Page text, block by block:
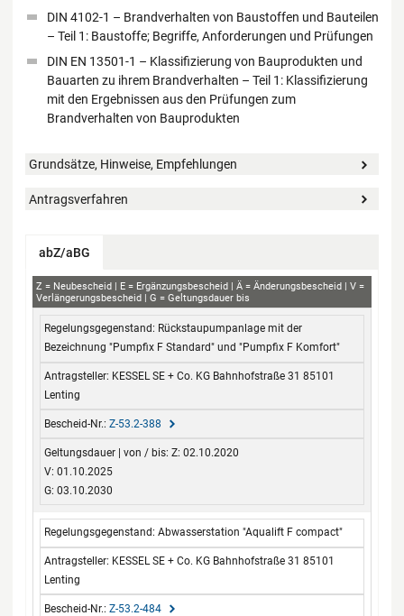
DIN 4102-1 – Brandverhalten von Baustoffen und Bauteilen
– Teil 1: Baustoffe; Begriffe, Anforderungen und Prüfungen
DIN EN 13501-1 – Klassifizierung von Bauprodukten und
Bauarten zu ihrem Brandverhalten – Teil 1: Klassifizierung
mit den Ergebnissen aus den Prüfungen zum
Brandverhalten von Bauprodukten
Grundsätze, Hinweise, Empfehlungen
Antragsverfahren
abZ/aBG
abZ+aBG
Z Neubescheid E Ergänzungsbescheid Ä Änderungsbescheid
V
Verlängerungsbescheid
G Geltungsdauer bis
Rückstaupumpanlage mit der
Bezeichnung "Pumpfix F Standard" und "Pumpfix F Komfort"
KESSEL SE + Co. KG Bahnhofstraße 31 85101
Lenting
Z-53.2-388
Z: 02.10.2020
V: 01.10.2025
G: 03.10.2030
Abwasserstation "Aqualift F compact"
KESSEL SE + Co. KG Bahnhofstraße 31 85101
Lenting
Z-53.2-484